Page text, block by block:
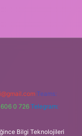
Teams:
0 726 Telegram:
Bilgi Teknolojileri